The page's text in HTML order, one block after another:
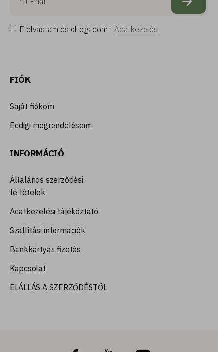
Elolvastam és elfogadom : Adatkezelés
FIÓK
Saját fiókom
Eddigi megrendeléseim
INFORMÁCIÓ
Általános szerződési
feltételek
Adatkezelési tájékoztató
Szállítási információk
Bankkártyás fizetés
Kapcsolat
ELÁLLÁS A SZERZŐDÉSTŐL